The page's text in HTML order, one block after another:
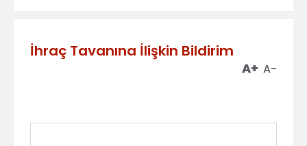
İhraç Tavanına İlişkin Bildirim
A+ A-